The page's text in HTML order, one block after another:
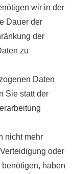
wir in der
Dauer der
der
zu
Daten
Sie statt der
nicht mehr
oder
haben